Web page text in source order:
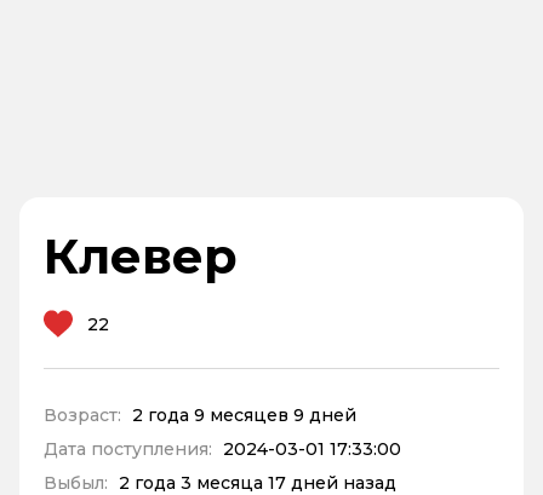
Клевер
22
Возраст:
2 года 9 месяцев 9 дней
Дата поступления:
2024-03-01 17:33:00
Выбыл:
2 года 3 месяца 17 дней назад